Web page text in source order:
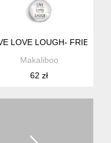
STALOWA
LOVE LOUGH-
Makaliboo
62 zł